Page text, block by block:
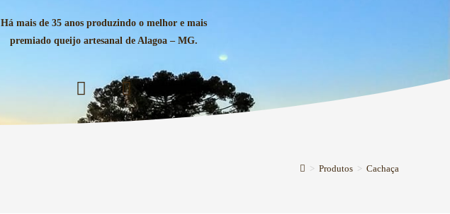
Há mais de 35 anos produzindo o melhor e mais
premiado queijo artesanal de Alagoa – MG.
> Produtos > Cachaça